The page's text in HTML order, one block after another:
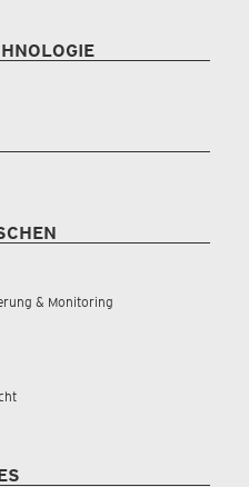
& Monitoring